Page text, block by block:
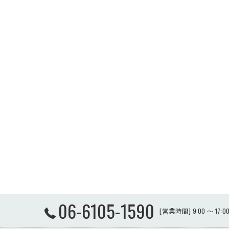
06-6105-1590 [営業時間] 9:00 ～